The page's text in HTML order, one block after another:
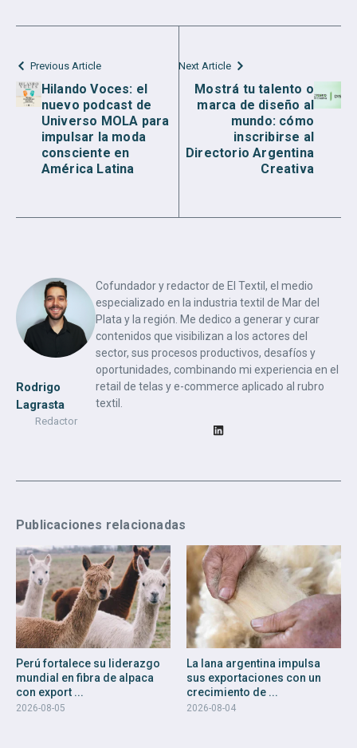
Previous Article
Hilando Voces: el
nuevo podcast de
Universo MOLA para
impulsar la moda
consciente en
América Latina
Next Article
Mostrá tu talento o
marca de diseño al
mundo: cómo
inscribirse al
Directorio Argentina
Creativa
Rodrigo
Lagrasta
Redactor
Cofundador y redactor de El Textil, el medio
especializado en la industria textil de Mar del
Plata y la región. Me dedico a generar y curar
contenidos que visibilizan a los actores del
sector, sus procesos productivos, desafíos y
oportunidades, combinando mi experiencia en el
retail de telas y e-commerce aplicado al rubro
textil.
Publicaciones relacionadas
Perú fortalece su liderazgo
mundial en fibra de alpaca
con export ...
2026-08-05
La lana argentina impulsa
sus exportaciones con un
crecimiento de ...
2026-08-04